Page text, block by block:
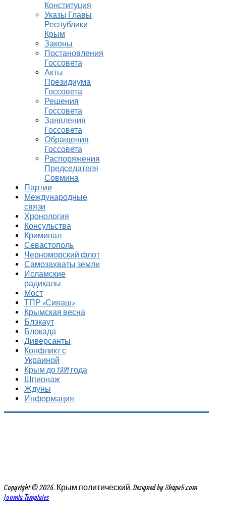
Конституция
Указы Главы
Республики
Крым
Законы
Постановления
Госсовета
Акты
Президиума
Госсовета
Решения
Госсовета
Заявления
Госсовета
Обращения
Госсовета
Распоряжения
Председателя
Совмина
Партии
Международные
связи
Хронология
Консульства
Криминал
Севастополь
Черноморский флот
Самозахваты земли
Исламские
радикалы
Мост
ТПР «Сиваш»
Крымская весна
Блэкаут
Блокада
Диверсанты
Конфликт с
Украиной
Крым до 1991 года
Шпионаж
Ждуны
Информация
Copyright © 2026. Крым политический. Designed by Shape5.com
Joomla Templates